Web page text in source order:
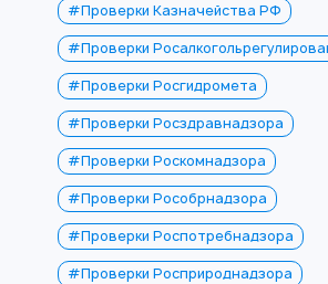
#Проверки Казначейства РФ
#Проверки
#Проверки Росгидромета
#Проверки Росздравнадзора
#Проверки Роскомнадзора
#Проверки Рособрнадзора
#Проверки Роспотребнадзора
#Проверки Росприроднадзора